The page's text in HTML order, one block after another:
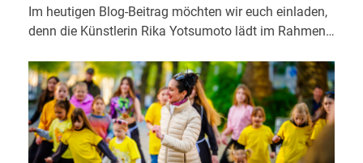
Im heutigen Blog-Beitrag möchten wir euch einladen,
denn die Künstlerin Rika Yotsumoto lädt im Rahmen…